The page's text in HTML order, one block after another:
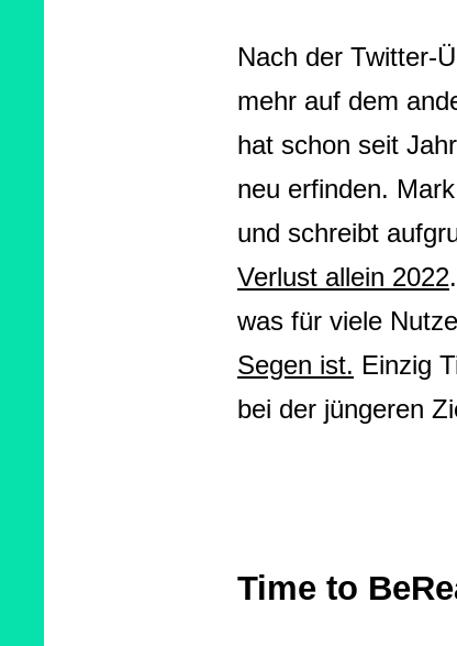
Nach der Twitter-
mehr auf dem
hat schon seit
neu erfinden.
und schreibt
Verlust allein 2022
was für viele
Segen ist. Einzig
bei der jüngeren
Time to